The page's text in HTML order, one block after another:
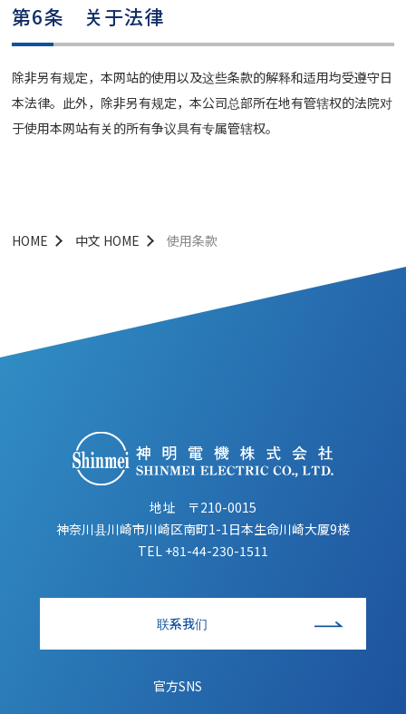
第6条 关于法律
除非另有规定，本网站的使用以及这些条款的解释和适用均受遵守日
本法律。此外，除非另有规定，本公司总部所在地有管辖权的法院对
于使用本网站有关的所有争议具有专属管辖权。
HOME 中文 HOME 使用条款
地址 〒210-0015
神奈川县川崎市川崎区南町1-1日本生命川崎大厦9楼
TEL +81-44-230-1511
联系我们
官方SNS